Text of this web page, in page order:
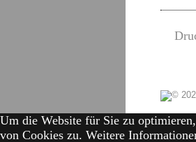
Um die Website für Sie zu
von Cookies zu. Weitere